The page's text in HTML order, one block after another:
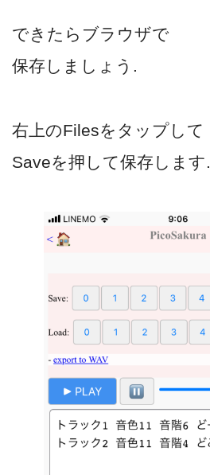
できたらブラウザで
保存しましょう.
右上のFilesをタップして
Saveを押して保存します.